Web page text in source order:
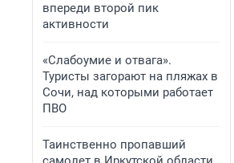
впереди второй пик
активности
«Слабоумие и отвага».
Туристы загорают на пляжах в
Сочи, над которыми работает
ПВО
Таинственно пропавший